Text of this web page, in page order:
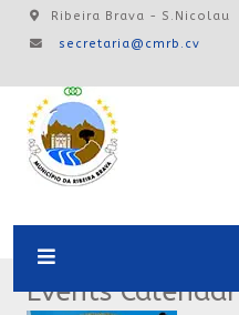
Ribeira Brava - S.Nicolau
secretaria@cmrb.cv
Events Calendar